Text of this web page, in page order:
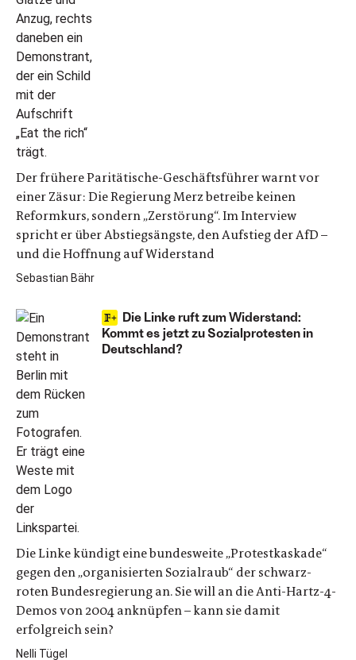
Der frühere Paritätische-Geschäftsführer warnt vor
einer Zäsur: Die Regierung Merz betreibe keinen
Reformkurs, sondern „Zerstörung“. Im Interview
spricht er über Abstiegsängste, den Aufstieg der AfD –
und die Hoffnung auf Widerstand
Sebastian Bähr
Die Linke ruft zum Widerstand:
Kommt es jetzt zu Sozialprotesten in
Deutschland?
Die Linke kündigt eine bundesweite „Protestkaskade“
gegen den „organisierten Sozialraub“ der schwarz-
roten Bundesregierung an. Sie will an die Anti-Hartz-4-
Demos von 2004 anknüpfen – kann sie damit
erfolgreich sein?
Nelli Tügel